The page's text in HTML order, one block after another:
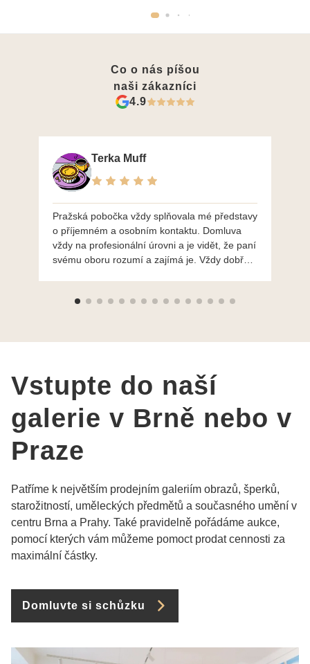
Co o nás píšou
naši zákazníci
4.9
Terka Muff
Pražská pobočka vždy splňovala mé představy
o příjemném a osobním kontaktu. Domluva
vždy na profesionální úrovni a je vidět, že paní
svému oboru rozumí a zajímá je. Vždy dobře a
výběru, jak už bylo napsáno - na požádání
Vstupte do naší
galerie v Brně nebo v
Praze
Patříme k největším prodejním galeriím obrazů, šperků,
starožitností, uměleckých předmětů a současného umění v
centru Brna a Prahy. Také pravidelně pořádáme aukce,
pomocí kterých vám můžeme pomoct prodat cennosti za
maximální částky.
Domluvte si schůzku